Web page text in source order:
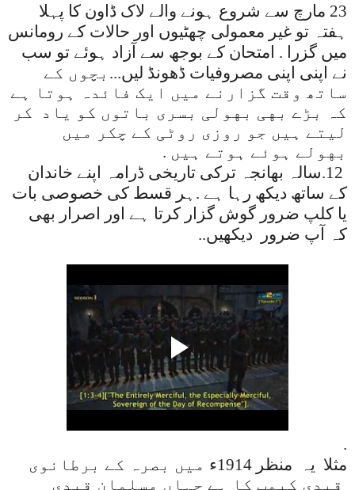
23 مارچ سے شروع ہونے والے لاک ڈاون کا پہلا
ہفتہ تو غیر معمولی چهٹیوں اور حالات کے رومانس
میں گزرا . امتحان کے بوجھ سے آزاد ہوئے تو سب
نے اپنی اپنی مصروفیات ڈهونڈ لیں... بچوں کے
ساتھ وقت گزارنے میں ایک فائدہ ہوتا ہے
کہ بڑے بهی بهولی بسری باتوں کو یاد کر
لیتے ہیں جو روزی روٹی کے چکر میں
بهولے ہوئے ہوتے ہیں .
.12سالہ بهانجہ ترکی تاریخی ڈرامہ اپنے خاندان
کے ساتھ دیکھ رہا ہے .ہر قسط کی خصوصی بات
یا کلپ ضرور گوش گزار کرتا ہے اور اصرار بهی
کہ آپ ضرور
دیکهیں..
.
مثلا یہ منظر 1914ء
میں بصرہ کے برطانوی
قیدی کیمپ کا ہے جہاں مسلمان قیدی